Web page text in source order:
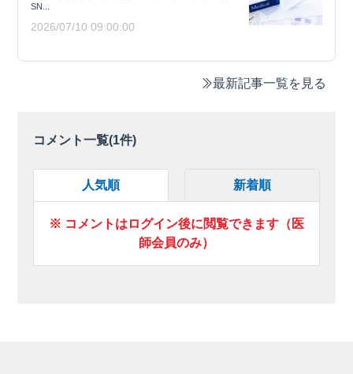
SN...
2026/07/10 09:00:00
最新記事一覧を見る
コメント一覧(1件)
人気順 新着順
※ コメントはログイン後に閲覧できます（医
師会員のみ）